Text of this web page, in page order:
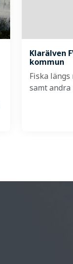
Klarälven
kommun
Fiska
samt